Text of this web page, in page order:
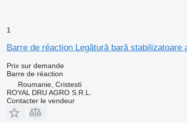
1
Barre de réaction Legătură bară stabilizatoare
Prix sur demande
Barre de réaction
Roumanie, Cristesti
ROYAL DRU AGRO S.R.L.
Contacter le vendeur